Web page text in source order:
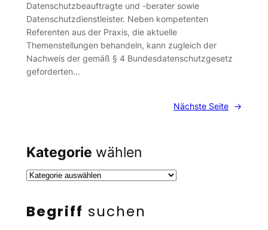
Datenschutzbeauftragte und -berater sowie
Datenschutzdienstleister. Neben kompetenten
Referenten aus der Praxis, die aktuelle
Themenstellungen behandeln, kann zugleich der
Nachweis der gemäß § 4 Bundesdatenschutzgesetz
geforderten…
Nächste Seite →
Kategorie wählen
Begriff suchen